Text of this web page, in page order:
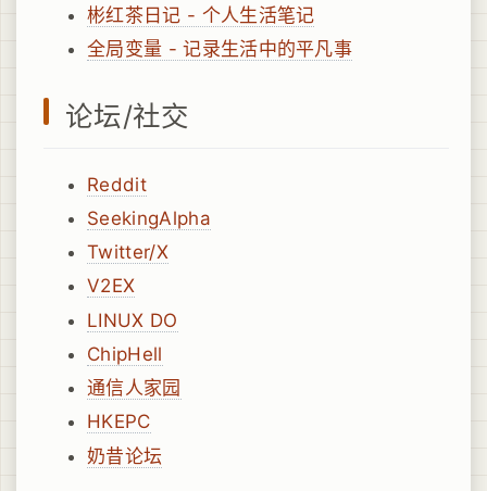
彬红茶日记 - 个人生活笔记
全局变量 - 记录生活中的平凡事
论坛/社交
Reddit
SeekingAlpha
Twitter/X
V2EX
LINUX DO
ChipHell
通信人家园
HKEPC
奶昔论坛